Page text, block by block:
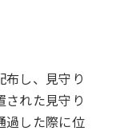
布し、見守り
された見守り
過した際に位